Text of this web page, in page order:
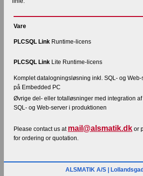
Vare
PLCSQL Link Runtime-licens
PLCSQL Link Lite Runtime-licens
Komplet datalogningsløsning inkl. SQL- og Web-
på Embedded PC
Øvrige del- eller totalløsninger med integration af
SQL- og Web-server i produktionen
Please contact us at mail@alsmatik.dk or
for ordering or quotation.
ALSMATIK A/S |